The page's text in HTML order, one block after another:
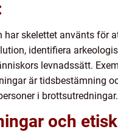
har skelettet använts för
identifiera
levnadssätt.
är tidsbestämning
i brottsutredningar.
och